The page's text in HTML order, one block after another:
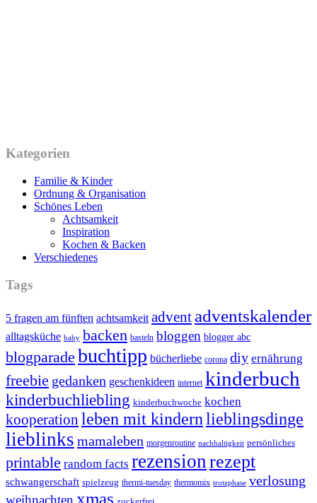
Kategorien
Familie & Kinder
Ordnung & Organisation
Schönes Leben
Achtsamkeit
Inspiration
Kochen & Backen
Verschiedenes
Tags
5 fragen am fünften achtsamkeit advent adventskalender
alltagsküche baby backen basteln bloggen blogger abc
blogparade buchtipp bücherliebe corona diy ernährung
freebie gedanken geschenkideen internet kinderbuch
kinderbuchliebling kinderbuchwoche kochen
kooperation leben mit kindernlieblingsdinge
lieblinks mamaleben morgenroutine nachhaltigkeit persönliches
printable random facts rezensionrezept
schwangerschaft spielzeug thermi-tuesday thermomix trotzphase verlosung
xmas